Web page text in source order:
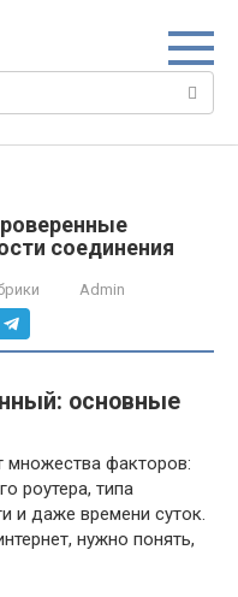
соединения
Admin
основные
множества факторов:
роутера, типа
и даже времени суток.
нужно понять,